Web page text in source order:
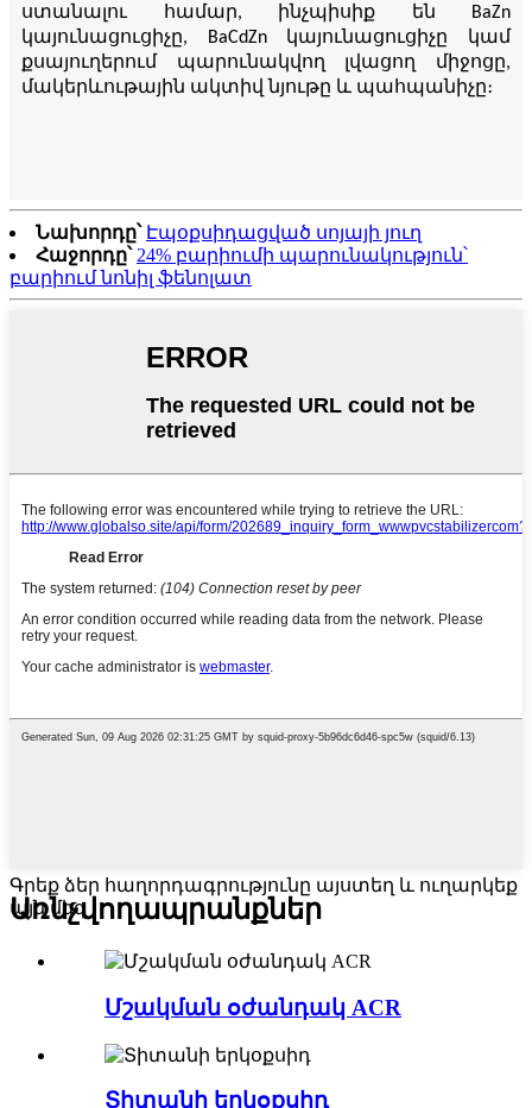
ստանալու համար, ինչպիսիք են BaZn
կայունացուցիչը, BaCdZn կայունացուցիչը կամ
քսայուղերում պարունակվող լվացող միջոցը,
մակերևութային ակտիվ նյութը և պահպանիչը։
Նախորդը՝ Էպօքսիդացված սոյայի յուղ
Հաջորդը՝ 24% բարիումի պարունակություն՝
բարիում նոնիլ ֆենոլատ
Գրեք ձեր հաղորդագրությունը այստեղ և ուղարկեք
այն մեզ
Առնչվողապրանքներ
Մշակման օժանդակ ACR
Տիտանի երկօքսիդ